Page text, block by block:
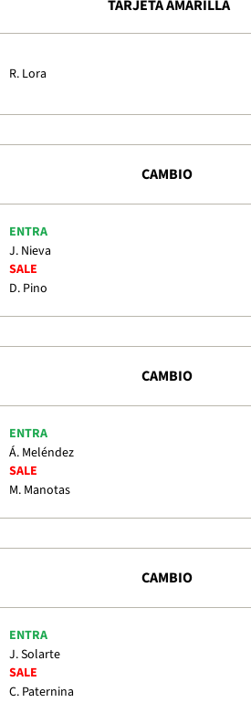
TARJETA AMARILLA
R. Lora
CAMBIO
ENTRA
J. Nieva
SALE
D. Pino
CAMBIO
ENTRA
Á. Meléndez
SALE
M. Manotas
CAMBIO
ENTRA
J. Solarte
SALE
C. Paternina